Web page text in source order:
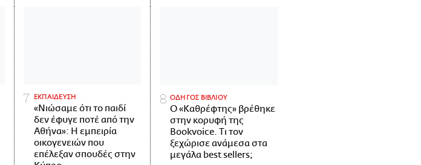
ΕΚΠΑΙΔΕΥΣΗ
«Νιώσαμε ότι το παιδί
δεν έφυγε ποτέ από την
Αθήνα»: Η εμπειρία
οικογενειών που
επέλεξαν σπουδές στην
ΟΔΗΓΟΣ ΒΙΒΛΙΟΥ
Ο «Καθρέφτης» βρέθηκε
στην κορυφή της
Bookvoice. Τι τον
ξεχώρισε ανάμεσα στα
μεγάλα best sellers;